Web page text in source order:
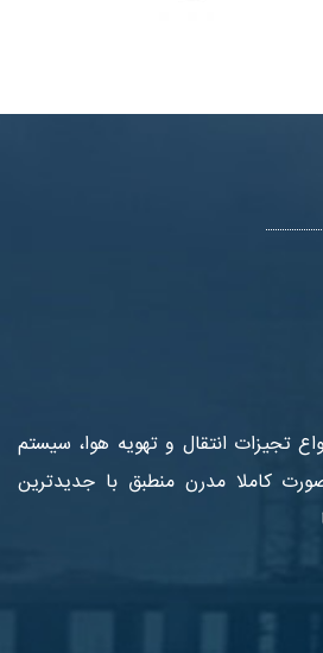
تجیزات انتقال و تهویه هوا، سیستم
کاملا مدرن منطبق با جدیدترین